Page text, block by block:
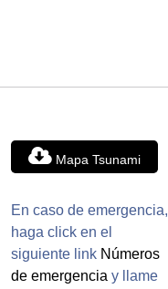
Mapa Tsunami
En caso de emergencia,
haga click en el
siguiente link Números
de emergencia y llame